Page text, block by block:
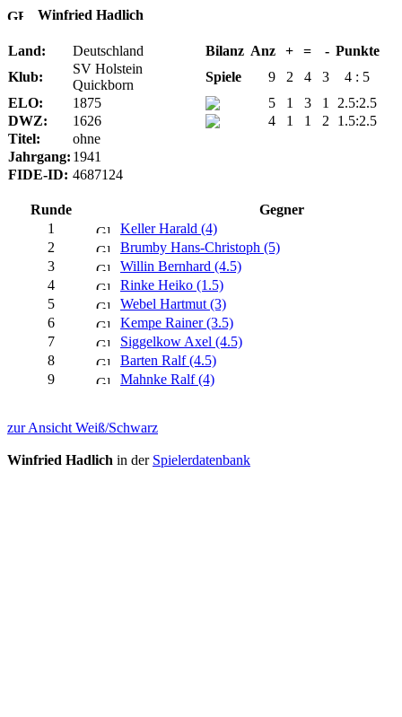
Winfried Hadlich
Land: Deutschland Bilanz Anz + = - Punkte
Klub:
SV Holstein
Quickborn
Spiele 9 2 4 3
4 : 5
ELO:
1875 5 1 3 1
2.5:2.5
DWZ:
1626 4 1 1 2
1.5:2.5
Titel:
ohne
Jahrgang: 1941
FIDE-ID: 4687124
Runde
Gegner
1
Keller Harald (4)
2
Brumby Hans-Christoph (5)
3
Willin Bernhard (4.5)
4
Rinke Heiko (1.5)
5
Webel Hartmut (3)
6
Kempe Rainer (3.5)
7
Siggelkow Axel (4.5)
8
Barten Ralf (4.5)
9
Mahnke Ralf (4)
zur Ansicht Weiß/Schwarz
Winfried Hadlich in der Spielerdatenbank